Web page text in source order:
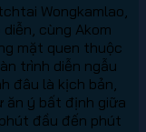
Wongkamlao,
cùng Akom
mặt quen thuộc
trình diễn ngẫu
đâu là kịch bản,
ăn ý bất định giữa
đầu đến phút